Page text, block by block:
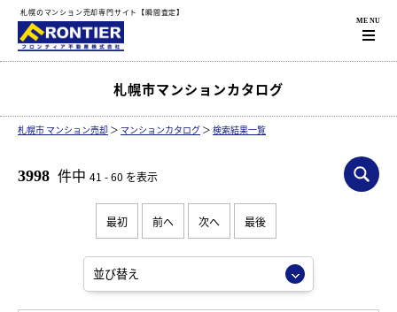
札幌のマンション売却専門サイト【瞬間査定】
札幌市マンションカタログ
札幌市 マンション売却 ＞ マンションカタログ ＞ 検索結果一覧
3998 件中 41 - 60 を表示
最初 前へ 次へ 最後